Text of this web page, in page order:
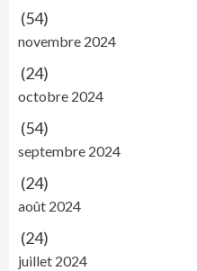
(54)
novembre 2024
(24)
octobre 2024
(54)
septembre 2024
(24)
août 2024
(24)
juillet 2024